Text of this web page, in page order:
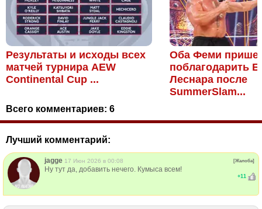
Результаты и исходы всех
матчей турнира AEW
Continental Cup ...
Оба Феми
поблагодарить
Леснара после
SummerSlam...
Всего комментариев: 6
Лучший комментарий:
jagge 17 Июн 2026 в 00:08 [Жалоба]
Ну тут да, добавить нечего. Кумыса всем!
+11